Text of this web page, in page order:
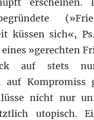
küssen sich«,
»gerechten
auf stets
auf Kompromiss
nicht nur
utopisch.